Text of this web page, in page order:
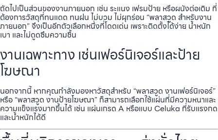
ถัดไปเป็นส่วนของงานภายนอก เช่น ระแนง เฟรมป้าย หรือผนังต่อเติม ที่
ต้องการวัสดุที่ทนแดด ทนฝน ไม่บวม ไม่ผุกร่อน “พลาสวูด สำหรับงาน
ภายนอก” จึงเป็นอีกตัวเลือกหนึ่งที่โดดเด่น เพราะติดตั้งได้ง่าย น้ำหนัก
เบา และไม่ดูดซึมความชื้น
งานเฉพาะทาง เช่นเฟอร์นิเจอร์และป้าย
โฆษณา
นอกจากนี้ หากคุณกำลังมองหาวัสดุสำหรับ “พลาสวูด งานเฟอร์นิเจอร์”
หรือ “พลาสวูด งานป้ายโฆษณา” ก็สามารถเลือกใช้แผ่นที่มีความหนาและ
ความแข็งแรงมากขึ้นได้ เช่น แผ่นเกรด A หรือแบบ Celuka ที่รับแรงกด
และน้ำหนักได้ดี